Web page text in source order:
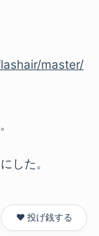
master/
した。
❤️ 投げ銭する